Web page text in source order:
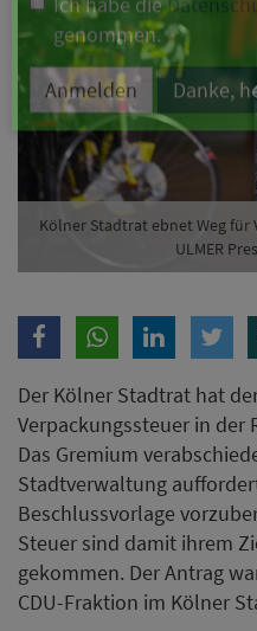
Kölner Stadtrat ebnet Weg für
ULMER
Der Kölner Stadtrat hat
Verpackungssteuer in der
Das Gremium
Stadtverwaltung
Beschlussvorlage
Steuer sind damit ihrem
gekommen. Der Antrag
CDU-Fraktion im Kölner
Ich möchte folgende
Tageskarte-
Ich habe die
genommen.
Danke,